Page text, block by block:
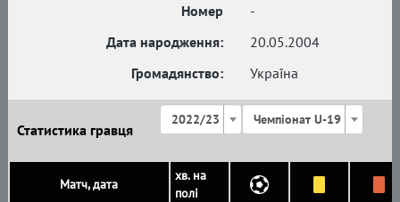
Номер
-
Дата народження:
20.05.2004
Громадянство:
Україна
Статистика гравця
2022/23 Чемпіонат U-19
Матч, дата
хв. на
полі